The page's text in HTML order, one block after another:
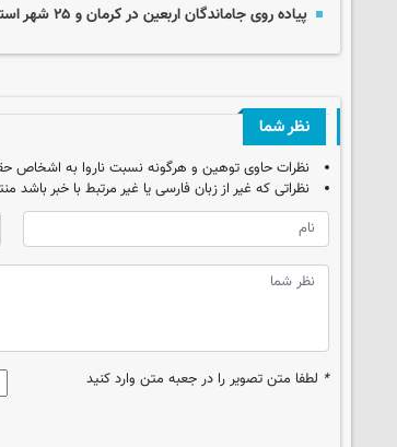
پیاده روی جاماندگان اربعین در کرمان و ۲۵ شهر استان
نظر شما
نظرات حاوی توهین و هرگونه نسبت ناروا به اشخاص
نظراتی که غیر از زبان فارسی یا غیر مرتبط با خبر باشد
* لطفا متن تصویر را در جعبه متن وارد کنید